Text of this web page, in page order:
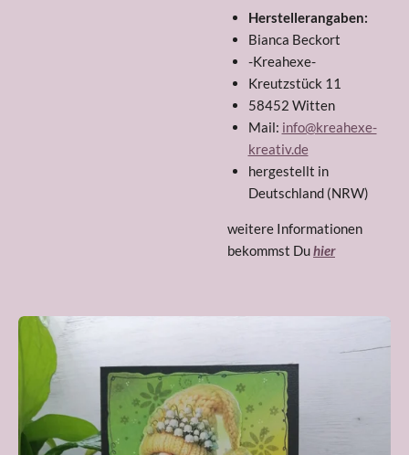
Herstellerangaben:
Bianca Beckort
-Kreahexe-
Kreutzstück 11
58452 Witten
Mail: info@kreahexe-
kreativ.de
hergestellt in
Deutschland (NRW)
weitere Informationen
bekommst Duhier